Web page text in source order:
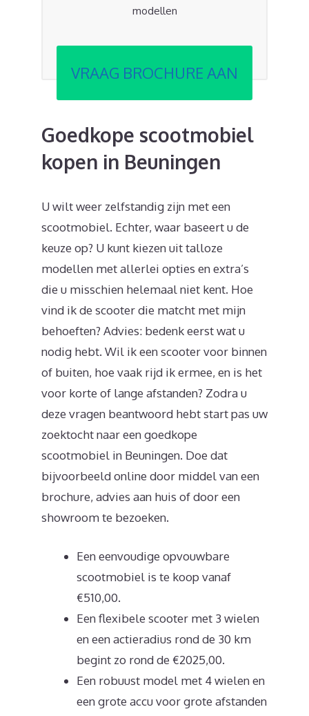
modellen
VRAAG BROCHURE AAN
Goedkope scootmobiel
kopen in Beuningen
U wilt weer zelfstandig zijn met een
scootmobiel. Echter, waar baseert u de
keuze op? U kunt kiezen uit talloze
modellen met allerlei opties en extra’s
die u misschien helemaal niet kent. Hoe
vind ik de scooter die matcht met mijn
behoeften? Advies: bedenk eerst wat u
nodig hebt. Wil ik een scooter voor binnen
of buiten, hoe vaak rijd ik ermee, en is het
voor korte of lange afstanden? Zodra u
deze vragen beantwoord hebt start pas uw
zoektocht naar een goedkope
scootmobiel in Beuningen. Doe dat
bijvoorbeeld online door middel van een
brochure, advies aan huis of door een
showroom te bezoeken.
Een eenvoudige opvouwbare
scootmobiel is te koop vanaf
€510,00.
Een flexibele scooter met 3 wielen
en een actieradius rond de 30 km
begint zo rond de €2025,00.
Een robuust model met 4 wielen en
een grote accu voor grote afstanden